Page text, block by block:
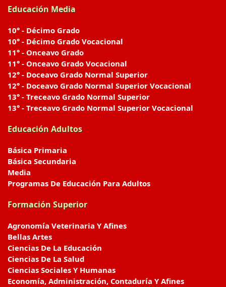
Educación Media
10° - Décimo Grado
10° - Décimo Grado Vocacional
11° - Onceavo Grado
11° - Onceavo Grado Vocacional
12° - Doceavo Grado Normal Superior
12° - Doceavo Grado Normal Superior Vocacional
13° - Treceavo Grado Normal Superior
13° - Treceavo Grado Normal Superior Vocacional
Educación Adultos
Básica Primaria
Básica Secundaria
Media
Programas De Educación Para Adultos
Formación Superior
Agronomía Veterinaria Y Afines
Bellas Artes
Ciencias De La Educación
Ciencias De La Salud
Ciencias Sociales Y Humanas
Economía, Administración, Contaduría Y Afines